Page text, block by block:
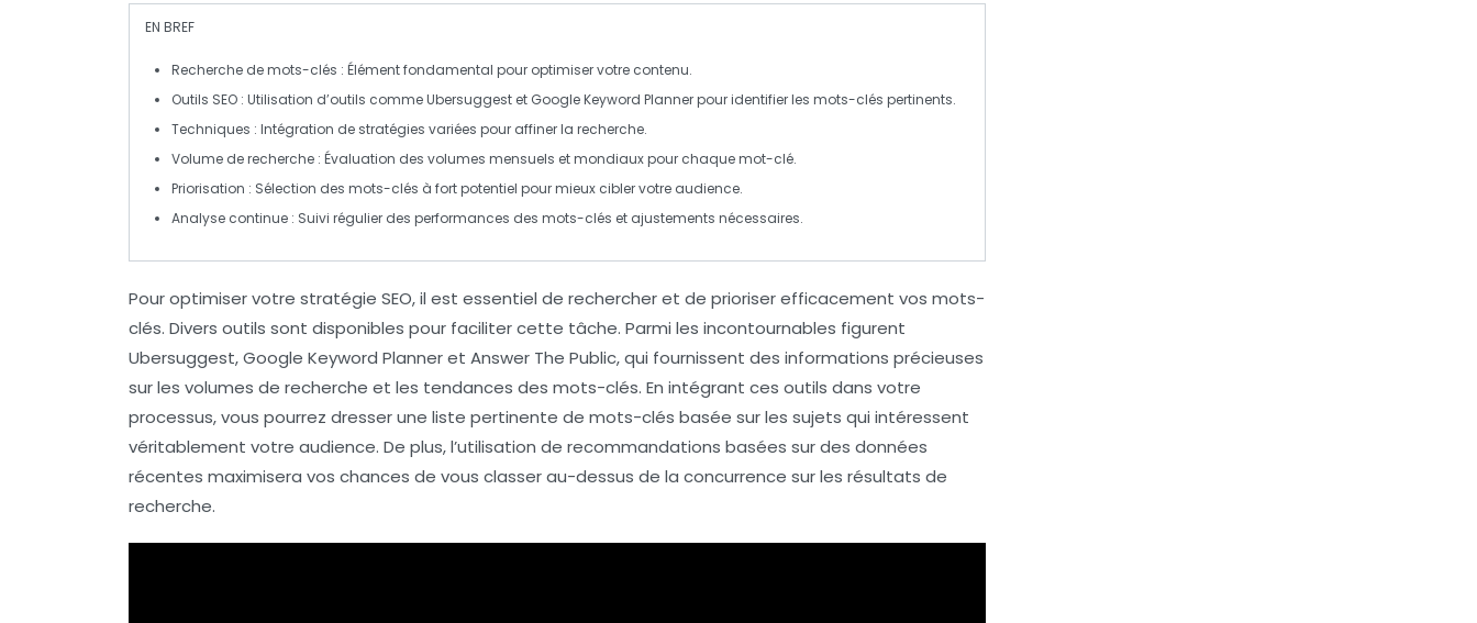
EN BREF
Recherche de mots-clés : Élément fondamental pour optimiser votre contenu.
Outils SEO : Utilisation d’outils commeUbersuggest et Google Keyword Plannerpour identifier les mots-clés pertinents.
Techniques : Intégration de stratégies variées pour affiner la recherche.
Volume de recherche : Évaluation des volumes mensuels et mondiaux pour chaque mot-clé.
Priorisation : Sélection des mots-clés à fort potentiel pour mieux cibler votre audience.
Analyse continue : Suivi régulier des performances des mots-clés et ajustements nécessaires.
Pour optimiser votre stratégie SEO, il est essentiel de rechercheret de prioriserefficacement vos mots-
clés. Divers outils sont disponibles pour faciliter cette tâche. Parmi les incontournables figurent
Ubersuggest,Google Keyword Planneret Answer The Public, qui fournissent des informations précieuses
sur les volumes de recherche et les tendances des mots-clés. En intégrant ces outils dans votre
processus, vous pourrez dresser une liste pertinente de mots-clés basée sur les sujets qui intéressent
véritablement votre audience. De plus, l’utilisation de recommandations basées sur des données
récentes maximisera vos chances de vous classer au-dessus de la concurrence sur les résultats de
recherche.